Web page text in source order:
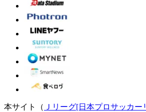
本サイト（ Ｊリーグ[日本プロサッカー